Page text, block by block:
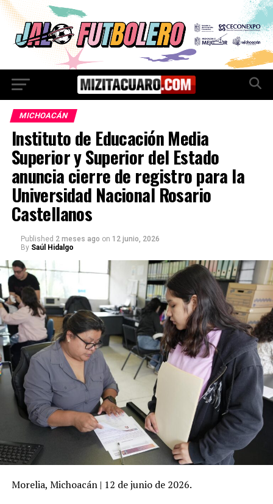
MICHOACÁN
Instituto de Educación Media
Superior y Superior del Estado
anuncia cierre de registro para la
Universidad Nacional Rosario
Castellanos
Published 2 meses ago on 12 junio, 2026
By Saúl Hidalgo
Morelia, Michoacán | 12 de junio de 2026.